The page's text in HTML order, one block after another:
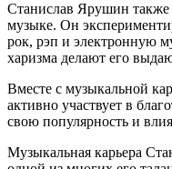
Станислав Ярушин также
музыке. Он
рок, рэп и электронную
харизма делают его
Вместе с музыкальной
активно участвует в
свою популярность и
Музыкальная карьера